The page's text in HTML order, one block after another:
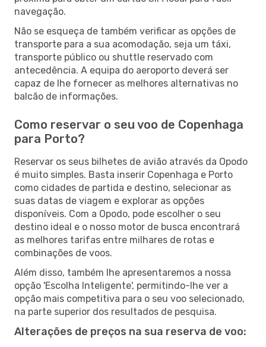
navegação.
Não se esqueça de também verificar as opções de
transporte para a sua acomodação, seja um táxi,
transporte público ou shuttle reservado com
antecedência. A equipa do aeroporto deverá ser
capaz de lhe fornecer as melhores alternativas no
balcão de informações.
Como reservar o seu voo de Copenhaga
para Porto?
Reservar os seus bilhetes de avião através da Opodo
é muito simples. Basta inserir Copenhaga e Porto
como cidades de partida e destino, selecionar as
suas datas de viagem e explorar as opções
disponíveis. Com a Opodo, pode escolher o seu
destino ideal e o nosso motor de busca encontrará
as melhores tarifas entre milhares de rotas e
combinações de voos.
Além disso, também lhe apresentaremos a nossa
opção 'Escolha Inteligente', permitindo-lhe ver a
opção mais competitiva para o seu voo selecionado,
na parte superior dos resultados de pesquisa.
Alterações de preços na sua reserva de voo: